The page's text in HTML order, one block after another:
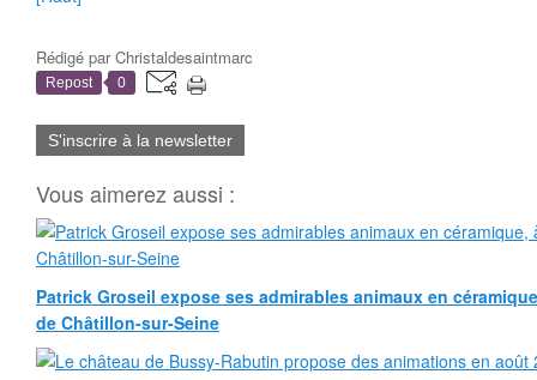
Rédigé parChristaldesaintmarc
Repost 0
S'inscrire à la newsletter
Vous aimerez aussi :
Patrick Groseil expose ses admirables animaux en
de Châtillon-sur-Seine